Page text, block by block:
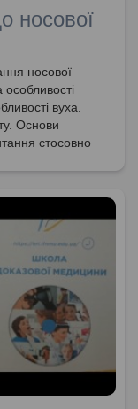
носової
носової
вуха.
Основи
стосовно
Необхідність
пошкодженням